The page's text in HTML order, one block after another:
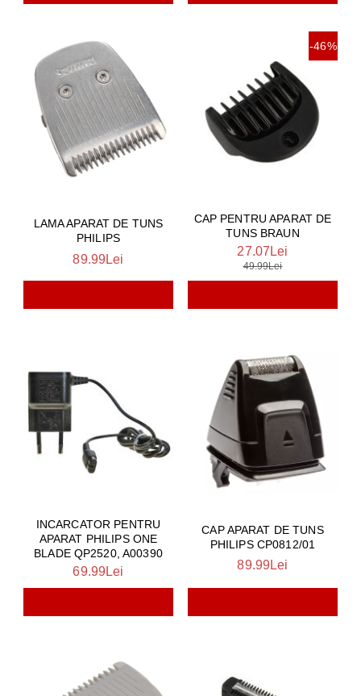
LAMA APARAT DE TUNS
PHILIPS
89.99Lei
-46%
CAP PENTRU APARAT DE
TUNS BRAUN
27.07Lei
49.99Lei
INCARCATOR PENTRU
APARAT PHILIPS ONE
BLADE QP2520, A00390
69.99Lei
CAP APARAT DE TUNS
PHILIPS CP0812/01
89.99Lei